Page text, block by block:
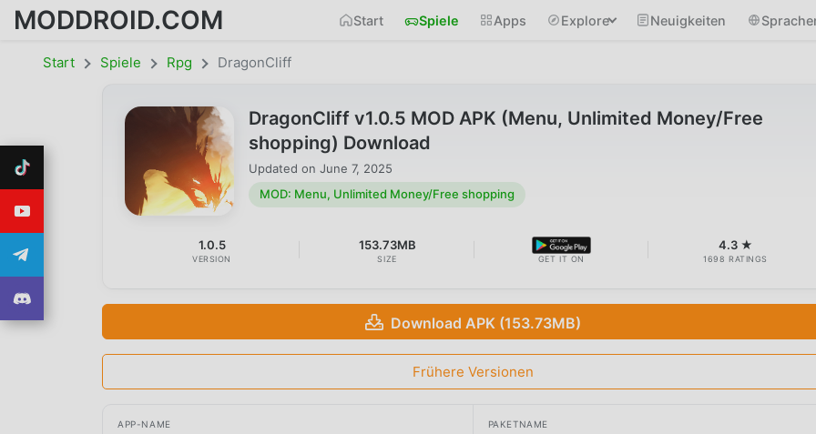
MODDROID.COM Start Spiele Apps Explore Neuigkeiten
Start Spiele Rpg DragonCliff
DragonCliff v1.0.5 MOD APK (Menu, Unlimited Money/Free
shopping) Download
Updated on June 7, 2025
MOD: Menu, Unlimited Money/Free shopping
1.0.5
VERSION
153.73MB
SIZE GET IT ON
4.3 ★
1698 RATINGS
Download APK (153.73MB)
Frühere Versionen
APP-NAME PAKETNAME